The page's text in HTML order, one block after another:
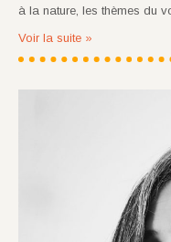
à la nature, les thèmes du
Voir la suite »